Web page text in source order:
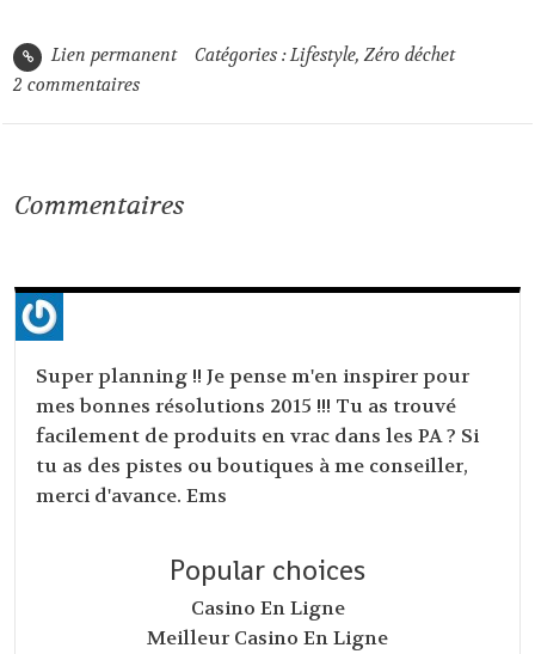
Lien permanent Catégories :Lifestyle,Zéro déchet
2 commentaires
Commentaires
Super planning !! Je pense m'en inspirer pour
mes bonnes résolutions 2015 !!! Tu as trouvé
facilement de produits en vrac dans les PA ? Si
tu as des pistes ou boutiques à me conseiller,
merci d'avance. Ems
Popular choices
Casino En Ligne
Meilleur Casino En Ligne